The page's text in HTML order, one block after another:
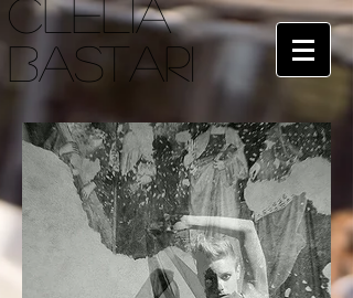
CLELIA
BASTARI